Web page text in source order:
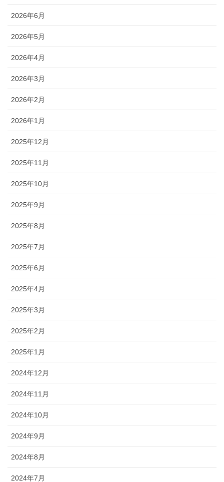
2026年6月
2026年5月
2026年4月
2026年3月
2026年2月
2026年1月
2025年12月
2025年11月
2025年10月
2025年9月
2025年8月
2025年7月
2025年6月
2025年4月
2025年3月
2025年2月
2025年1月
2024年12月
2024年11月
2024年10月
2024年9月
2024年8月
2024年7月